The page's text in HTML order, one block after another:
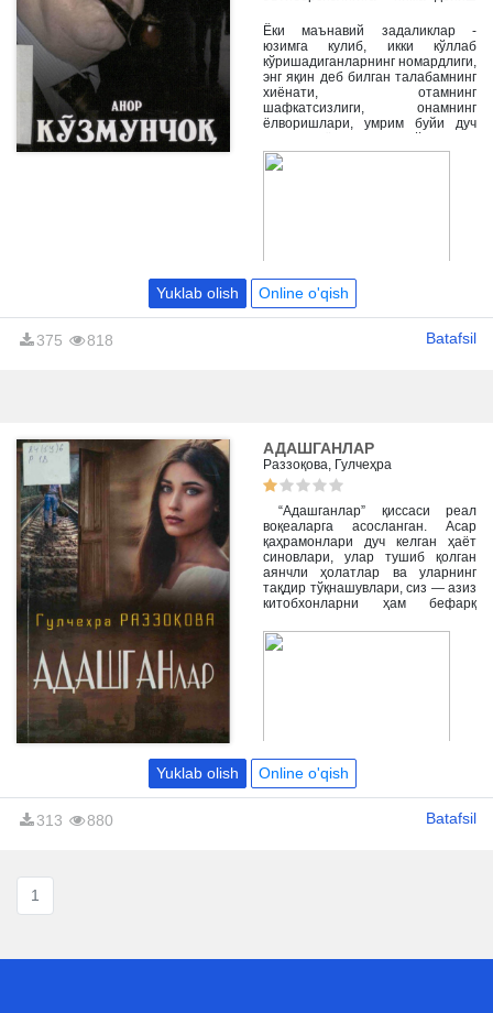
Ёки маънавий задаликлар -
юзимга кулиб, икки кўллаб
кўришадиганларнинг номардлиги,
энг яқин деб билган талабамнинг
хиёнати, отамнинг
шафкатсизлиги, онамнинг
ёлворишлари, умрим буйи дуч
умримни қисқартирган
ноҳакликлар, хар куни конимга
Yuklab olish Online o'qish
375 818 Batafsil
АДАШГАНЛАР
Раззоқова, Гулчеҳра
“Адашганлар” қиссаси реал
воқеаларга асосланган. Асар
қаҳрамонлари дуч келган ҳаёт
синовлари, улар тушиб қолган
аянчли ҳолатлар ва уларнинг
тақдир тўқнашувлари, сиз — азиз
китобхонларни ҳам бефарқ
Yuklab olish Online o'qish
313 880 Batafsil
1